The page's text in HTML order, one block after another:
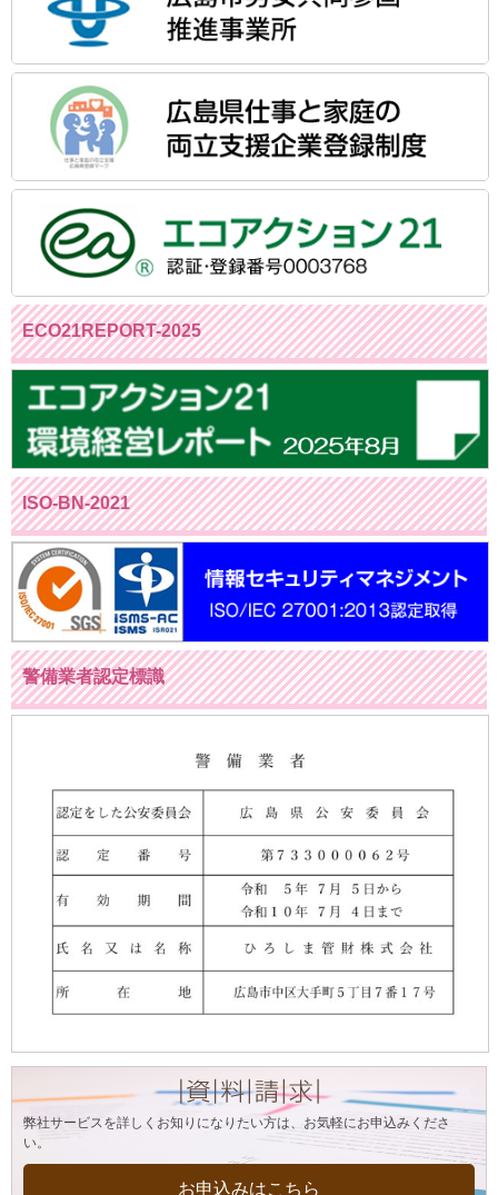
ECO21REPORT-2025
ISO-BN-2021
警備業者認定標識
弊社サービスを詳しくお知りになりたい方は、お気軽にお申込みくださ
い。
お申込みはこちら